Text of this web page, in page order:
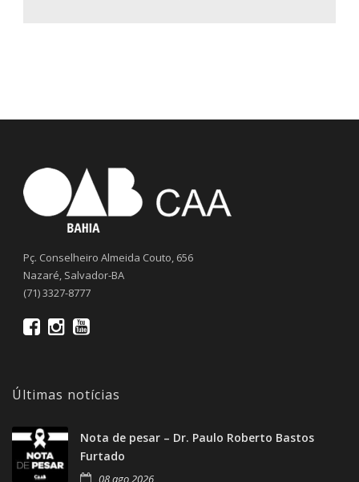
Pç. Conselheiro Almeida Couto, 656
Nazaré, Salvador-BA
(71) 3327-8777
Últimas notícias
Nota de pesar – Dr. Paulo Roberto Bastos
Furtado
08 ago 2026